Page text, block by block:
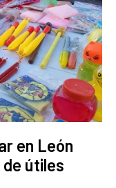
en León
útiles